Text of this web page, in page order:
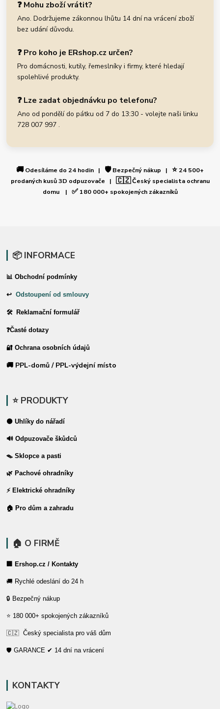
❓ Mohu zboží vrátit?
Ano. Dodržujeme zákonnou lhůtu 14 dní na vrácení zboží
bez udání důvodu.
❓ Pro koho je ERshop.cz určen?
Pro domácnosti, kutily, řemeslníky i firmy, které hledají
spolehlivé produkty.
❓ Lze zadat objednávku po telefonu?
Ano od pondělí do pátku od 7 do 13:30 - volejte naši linku
728 007 997 .
🚚 Odesíláme do 24 hodin | 🛡️Bezpečný nákup | ⭐24 500+
prodaných kusů 3D odpuzovače | 🇨🇿Český specialista ochranu
domu | ✅180 000+ spokojených zákazníků
📦 INFORMACE
📊 Obchodní podmínky
↩Odstoupení od smlouvy
🛠 Reklamační formulář
❓Časté dotazy
🔐 Ochrana osobních údajů
🚚 PPL-domů / PPL-výdejní místo
⭐ PRODUKTY
⚫ Uhlíky do nářadí
🔊 Odpuzovače škůdců
🪤 Sklopce a pasti
🌿 Pachové ohradníky
⚡ Elektrické ohradníky
🏠 Pro dům a zahradu
🏠 O FIRMĚ
🏢 Ershop.cz / Kontakty
🚚 Rychlé odeslání do 24 h
🔒 Bezpečný nákup
⭐ 180 000+ spokojených zákazníků
🇨🇿 Český specialista pro váš dům
🛡️ GARANCE ✔ 14 dní na vrácení
KONTAKTY